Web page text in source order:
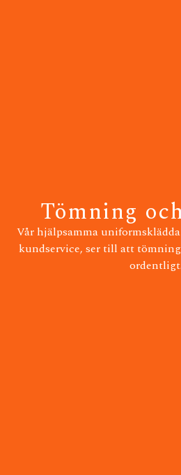
Tömning
Vår hjälpsamma
kundservice, ser till att
ordentligt.